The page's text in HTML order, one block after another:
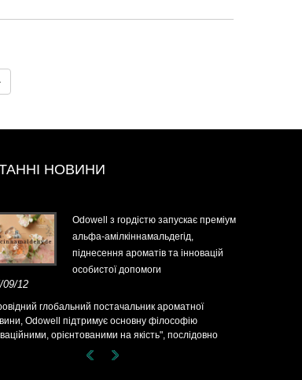
НОВИНИ
Odowell з гордістю запускає преміум
альфа-амілкіннамальдегід,
піднесення ароматів та інновацій
особистої допомоги
09/12
глобальний постачальник ароматної
Odowell підтримує основну філософію
орієнтованими на якість", послідовно
вищі рішення для ароматів у всьому світі.